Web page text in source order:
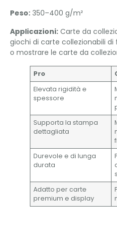
Peso: 350–400 g/m²
Applicazioni: Carte da
giochi di carte collezionabili
o mostrare le carte da
Pro
Elevata rigidità e
spessore
Supporta la stampa
dettagliata
Durevole e di lunga
durata
Adatto per carte
premium e display